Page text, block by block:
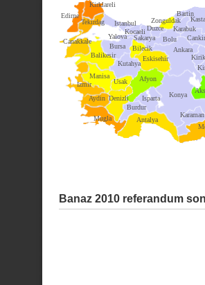
Ankara
Kirklareli
Edirne
Tekirdag
Canakkale
Balikesir
Bursa
Istanbul
Kocaeli
Sakarya
Zonguldak
Bolu
Bilecik
Eskisehir
Kutahya
Manisa
Izmir
Aydin
Mugla
Denizli
Burdur
Usak Afyon
Isparta
Antalya
Konya
Karaman
Duzce Karabuk
Bartin
Yalova
Banaz 2010 referandum